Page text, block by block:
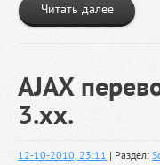
Читать далее
AJAX
3.xx.
12-10-2010, 23:11 | Раздел: